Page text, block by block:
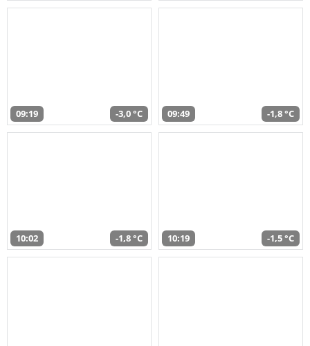
09:19 -3,0 °C 09:49 -1,8 °C
10:02 -1,8 °C 10:19 -1,5 °C